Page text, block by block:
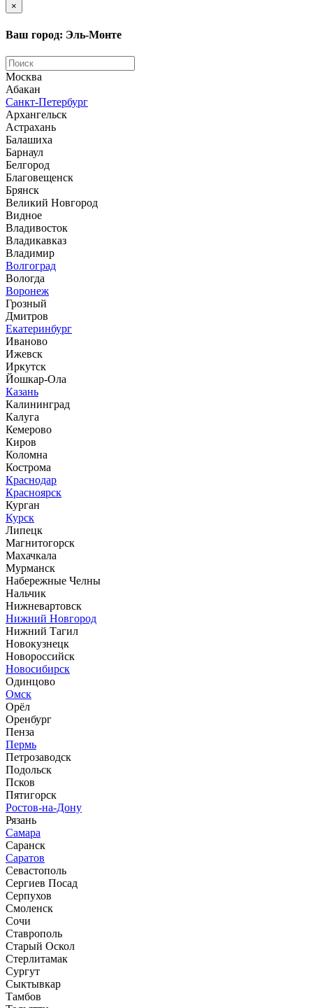
×
Ваш город: Эль-Монте
Москва
Абакан
Санкт-Петербург
Архангельск
Астрахань
Балашиха
Барнаул
Белгород
Благовещенск
Брянск
Великий Новгород
Видное
Владивосток
Владикавказ
Владимир
Волгоград
Вологда
Воронеж
Грозный
Дмитров
Екатеринбург
Иваново
Ижевск
Иркутск
Йошкар-Ола
Казань
Калининград
Калуга
Кемерово
Киров
Коломна
Кострома
Краснодар
Красноярск
Курган
Курск
Липецк
Магнитогорск
Махачкала
Мурманск
Набережные Челны
Нальчик
Нижневартовск
Нижний Новгород
Нижний Тагил
Новокузнецк
Новороссийск
Новосибирск
Одинцово
Омск
Орёл
Оренбург
Пенза
Пермь
Петрозаводск
Подольск
Псков
Пятигорск
Ростов-на-Дону
Рязань
Самара
Саранск
Саратов
Севастополь
Сергиев Посад
Серпухов
Смоленск
Сочи
Ставрополь
Старый Оскол
Стерлитамак
Сургут
Сыктывкар
Тамбов